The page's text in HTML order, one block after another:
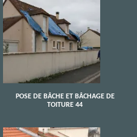
POSE DE BÂCHE ET BÂCHAGE DE
TOITURE 44